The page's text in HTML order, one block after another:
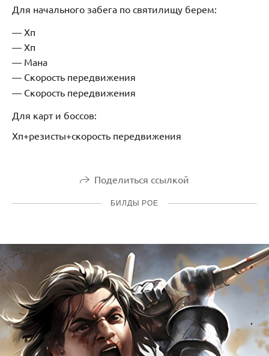
Для начального забега по святилищу берем:
Хп
Хп
Мана
Скорость передвижения
Скорость передвижения
Для карт и боссов:
Хп+резисты+скорость передвижения
Поделиться ссылкой
БИЛДЫ POE